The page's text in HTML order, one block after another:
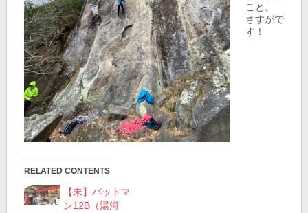
こと。
さすがで
す！
RELATED CONTENTS
【未】バットマ
ン12B（湯河